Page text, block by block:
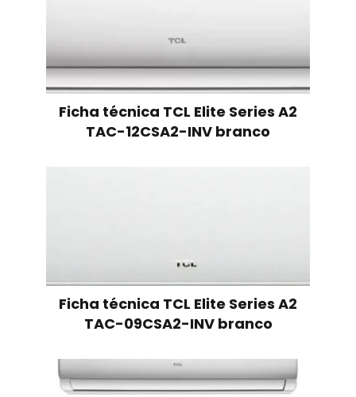
Ficha técnica TCL Elite Series A2
TAC-12CSA2-INV branco
Ficha técnica TCL Elite Series A2
TAC-09CSA2-INV branco